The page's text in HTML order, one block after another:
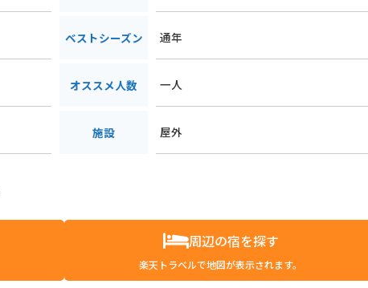
ベストシーズン 通年
オススメ人数 一人
施設 屋外
周辺の宿を探す
楽天トラベルで地図が表示されます。